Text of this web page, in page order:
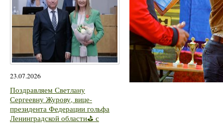
23.07.2026
Поздравляем Светлану
Сергеевну Журову, вице-
президента Федерации гольфа
Ленинградской области⛳ с